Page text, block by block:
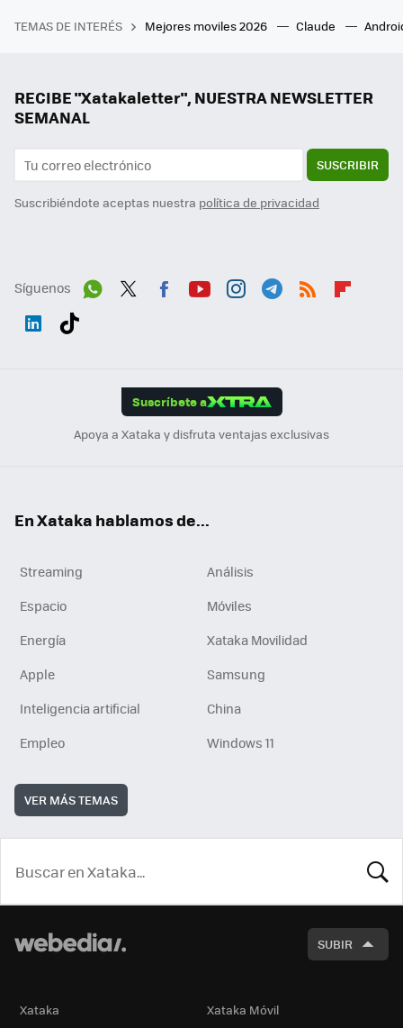
TEMAS DE INTERÉS Mejores moviles 2026 Claude
RECIBE "Xatakaletter", NUESTRA NEWSLETTER
SEMANAL
SUSCRIBIR
Suscribiéndote aceptas nuestra política de privacidad
Síguenos
Suscríbete a
Apoya a Xataka y disfruta ventajas exclusivas
En Xataka hablamos de...
Streaming
Análisis
Espacio
Móviles
Energía
Xataka Movilidad
Apple
Samsung
Inteligencia artificial
China
Empleo
Windows 11
VER MÁS TEMAS
SUBIR
Xataka Xataka Móvil